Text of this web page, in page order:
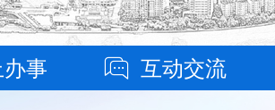
办事 互动交流